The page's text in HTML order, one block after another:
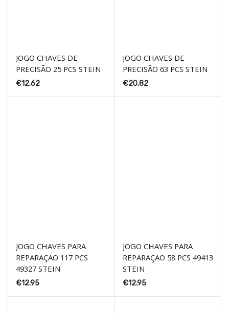
JOGO CHAVES DE
PRECISÃO 25 PCS STEIN
€12.62
JOGO CHAVES DE
PRECISÃO 63 PCS STEIN
€20.82
JOGO CHAVES PARA
REPARAÇÃO 117 PCS
49327 STEIN
€12.95
JOGO CHAVES PARA
REPARAÇÃO 58 PCS 49413
STEIN
€12.95